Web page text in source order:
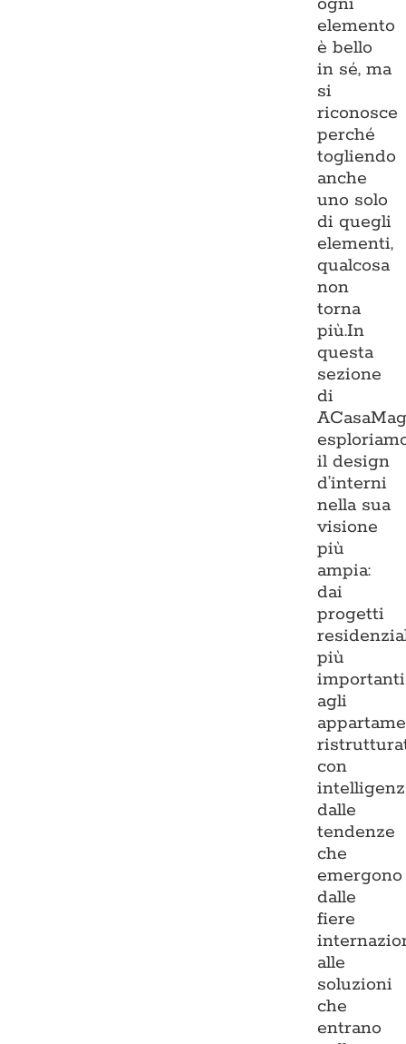
elemento
è bello
in sé, ma
si
riconosce
perché
togliendo
anche
uno solo
di quegli
elementi,
qualcosa
non
torna
più.In
questa
sezione
di
il design
d’interni
nella sua
visione
più
ampia:
dai
progetti
più
importanti
agli
con
dalle
tendenze
che
emergono
dalle
fiere
alle
soluzioni
che
entrano